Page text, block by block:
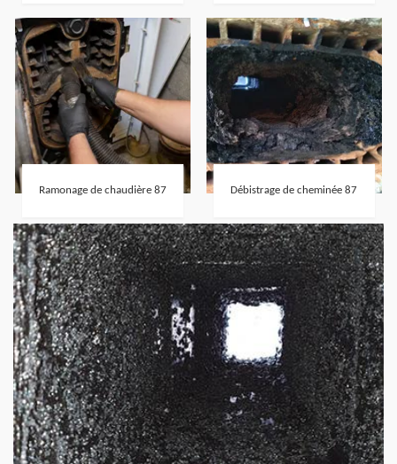
Ramonage de chaudière 87 Débistrage de cheminée 87